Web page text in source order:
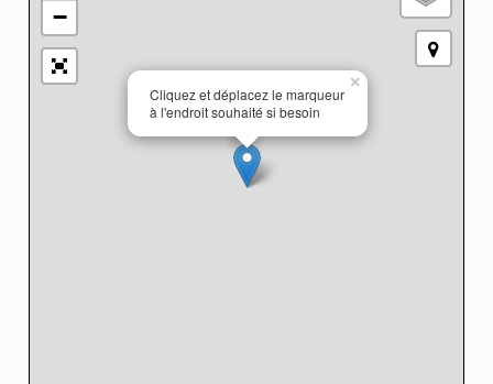
Cliquez et déplacez le marqueur
à l'endroit souhaité si besoin
×
−